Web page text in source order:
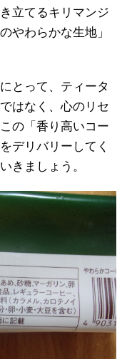
立てるキリマンジ
やわらかな生地」
とって、ティータ
はなく、心のリセ
の「香り高いコー
デリバリーしてく
きましょう。